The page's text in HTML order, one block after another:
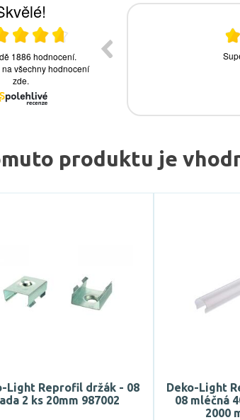
produktu je
Light Reprofil držák - 08
2 ks 20mm 987002
Deko-Light
08 mléčná
2000